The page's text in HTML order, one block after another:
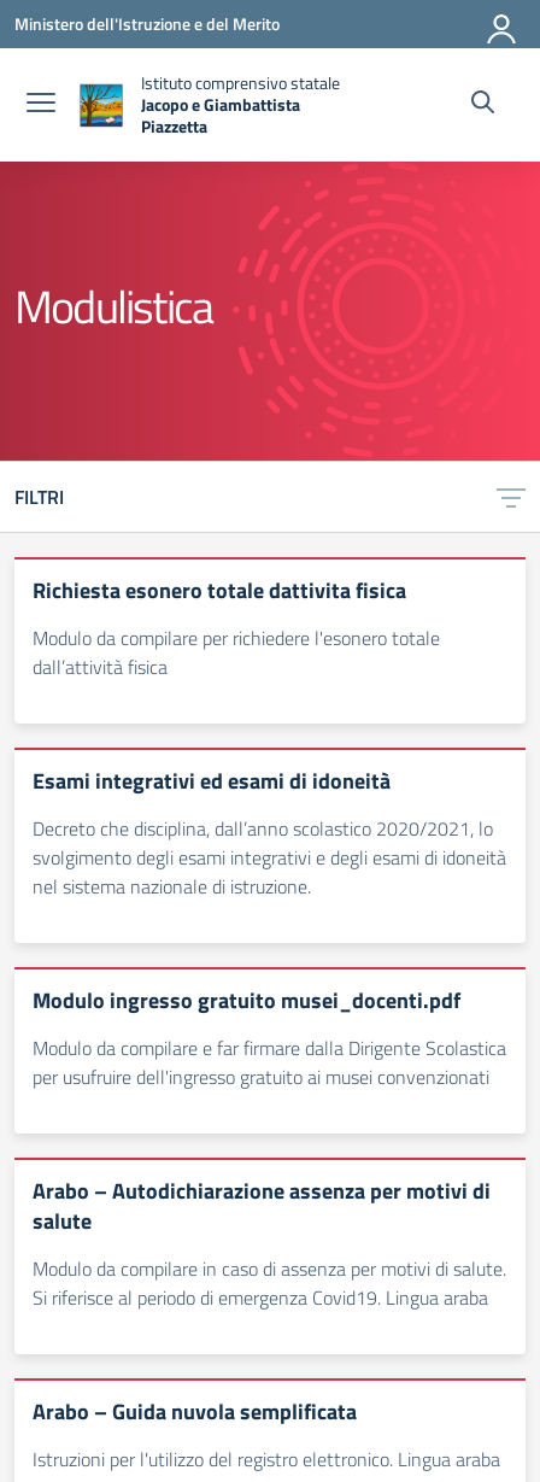
Vai ai contenuti
Vai al menu di navigazione
Vai al footer
Ministero dell'Istruzione e del Merito
Istituto comprensivo statale
Jacopo e Giambattista
Piazzetta
Modulistica
FILTRI
Richiesta esonero totale dattivita fisica
Modulo da compilare per richiedere l'esonero totale
dall’attività fisica
Esami integrativi ed esami di idoneità
Decreto che disciplina, dall’anno scolastico 2020/2021, lo
svolgimento degli esami integrativi e degli esami di idoneità
nel sistema nazionale di istruzione.
Modulo ingresso gratuito musei_docenti.pdf
Modulo da compilare e far firmare dalla Dirigente Scolastica
per usufruire dell'ingresso gratuito ai musei convenzionati
Arabo – Autodichiarazione assenza per motivi di
salute
Modulo da compilare in caso di assenza per motivi di salute.
Si riferisce al periodo di emergenza Covid19. Lingua araba
Arabo – Guida nuvola semplificata
Istruzioni per l'utilizzo del registro elettronico. Lingua araba